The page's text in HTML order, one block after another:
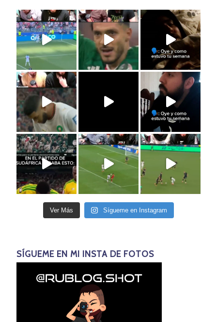
Ver Más Sígueme en Instagram
SÍGUEME EN MI INSTA DE FOTOS